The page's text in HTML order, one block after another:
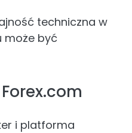
techniczna w
może być
i platforma